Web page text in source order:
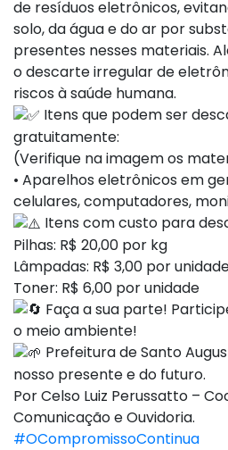
de resíduos eletrônicos,
solo, da água e do ar por
presentes nesses materiais.
o descarte irregular de
riscos à saúde humana.
Itens que podem ser
gratuitamente:
(Verifique na imagem os
• Aparelhos eletrônicos em
celulares, computadores,
Itens com custo para
Pilhas: R$ 20,00 por kg
Lâmpadas: R$ 3,00 por
Toner: R$ 6,00 por unidade
Faça a sua parte!
o meio ambiente!
Prefeitura de Santo
nosso presente e do futuro.
Por Celso Luiz Perussatto –
Comunicação e Ouvidoria.
#OCompromissoContinua